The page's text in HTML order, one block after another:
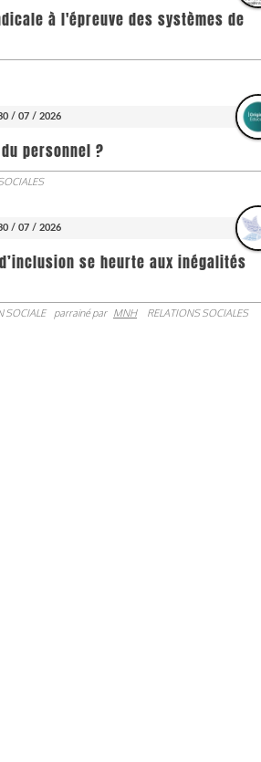
à l'épreuve des systèmes de
/ 07 / 2026
personnel ?
/ 07 / 2026
se heurte aux inégalités
SOCIALE parrainé par MNH RELATIONS SOCIALES